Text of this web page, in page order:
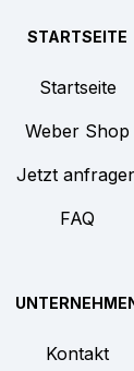
STARTSEITE
Startseite
Weber Shop
Jetzt
FAQ
Kontakt